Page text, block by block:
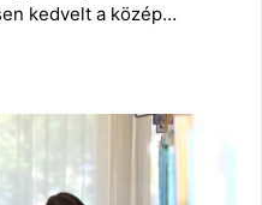
kedvelt a közép…